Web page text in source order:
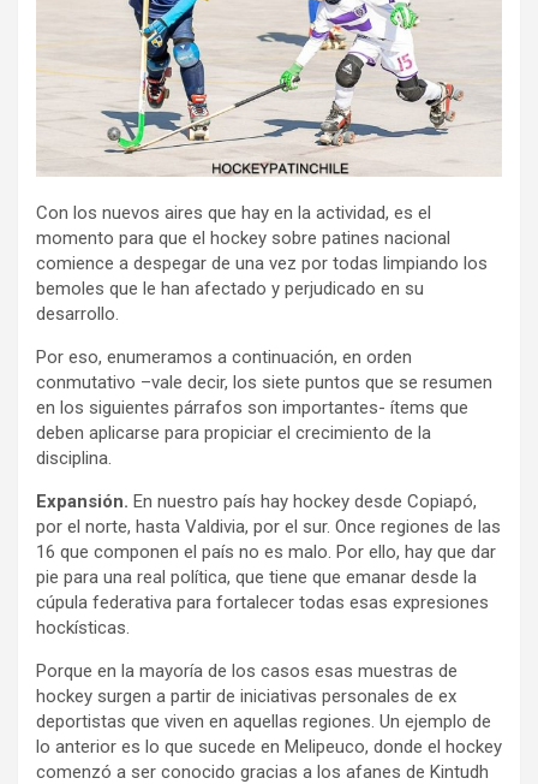
k
tir
Con los nuevos aires que hay en la actividad, es el
momento para que el hockey sobre patines nacional
comience a despegar de una vez por todas limpiando los
bemoles que le han afectado y perjudicado en su
desarrollo.
Por eso, enumeramos a continuación, en orden
conmutativo –vale decir, los siete puntos que se resumen
en los siguientes párrafos son importantes- ítems que
deben aplicarse para propiciar el crecimiento de la
disciplina.
Expansión. En nuestro país hay hockey desde Copiapó,
por el norte, hasta Valdivia, por el sur. Once regiones de las
16 que componen el país no es malo. Por ello, hay que dar
pie para una real política, que tiene que emanar desde la
cúpula federativa para fortalecer todas esas expresiones
hockísticas.
Porque en la mayoría de los casos esas muestras de
hockey surgen a partir de iniciativas personales de ex
deportistas que viven en aquellas regiones. Un ejemplo de
lo anterior es lo que sucede en Melipeuco, donde el hockey
comenzó a ser conocido gracias a los afanes de Kintudh